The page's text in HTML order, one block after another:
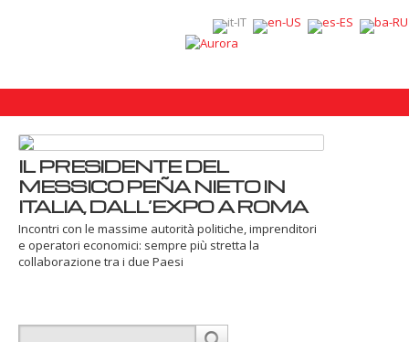
IL PRESIDENTE DEL
MESSICO PEÑA NIETO IN
ITALIA, DALL’EXPO A ROMA
Incontri con le massime autorità politiche, imprenditori
e operatori economici: sempre più stretta la
collaborazione tra i due Paesi